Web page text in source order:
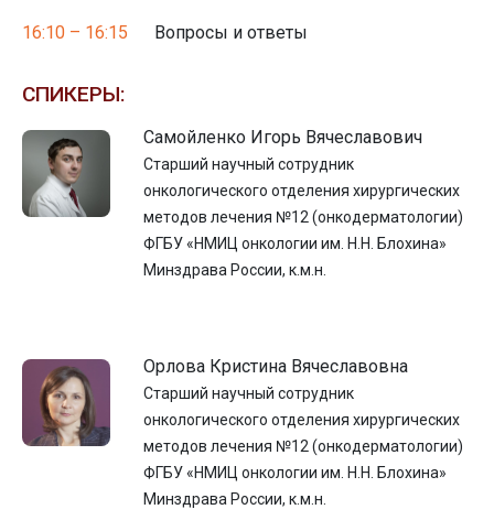
16:10 – 16:15 Вопросы и ответы
СПИКЕРЫ:
Самойленко Игорь Вячеславович
Старший научный сотрудник
онкологического отделения хирургических
методов лечения №12 (онкодерматологии)
ФГБУ «НМИЦ онкологии им. Н.Н. Блохина»
Минздрава России, к.м.н.
Орлова Кристина Вячеславовна
Старший научный сотрудник
онкологического отделения хирургических
методов лечения №12 (онкодерматологии)
ФГБУ «НМИЦ онкологии им. Н.Н. Блохина»
Минздрава России, к.м.н.